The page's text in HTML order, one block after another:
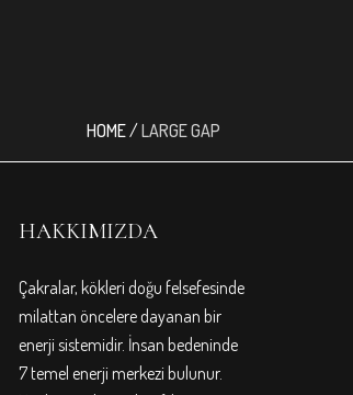
HOME/LARGE GAP
HAKKIMIZDA
Çakralar, kökleri doğu felsefesinde
milattan öncelere dayanan bir
enerji sistemidir. İnsan bedeninde
7 temel enerji merkezi bulunur.